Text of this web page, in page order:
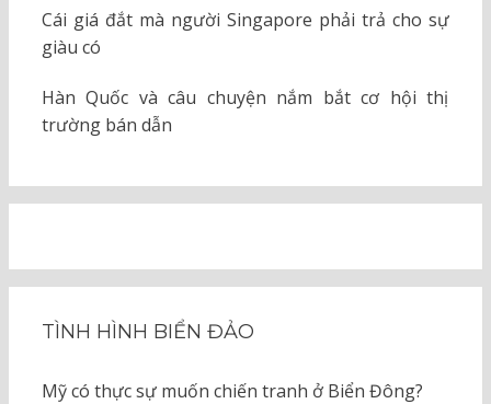
Cái giá đắt mà người Singapore phải trả cho sự
giàu có
Hàn Quốc và câu chuyện nắm bắt cơ hội thị
trường bán dẫn
TÌNH HÌNH BIỂN ĐẢO
Mỹ có thực sự muốn chiến tranh ở Biển Đông?